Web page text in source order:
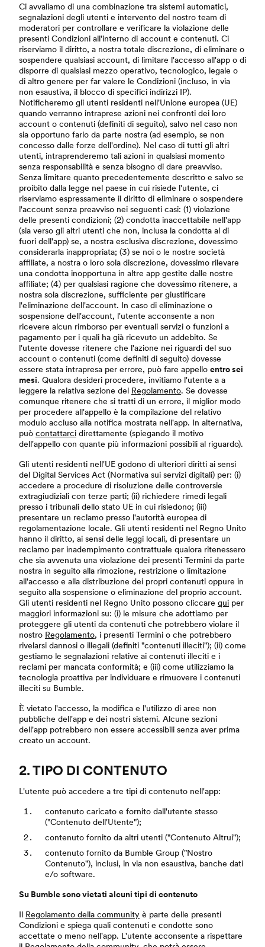
Ci avvaliamo di una combinazione tra sistemi automatici,
segnalazioni degli utenti e intervento del nostro team di
moderatori per controllare e verificare la violazione delle
presenti Condizioni all'interno di account e contenuti. Ci
riserviamo il diritto, a nostra totale discrezione, di eliminare o
sospendere qualsiasi account, di limitare l'accesso all'app o di
disporre di qualsiasi mezzo operativo, tecnologico, legale o
di altro genere per far valere le Condizioni (incluso, in via
non esaustiva, il blocco di specifici indirizzi IP).
Notificheremo gli utenti residenti nell'Unione europea (UE)
quando verranno intraprese azioni nei confronti dei loro
account o contenuti (definiti di seguito), salvo nel caso non
sia opportuno farlo da parte nostra (ad esempio, se non
concesso dalle forze dell'ordine). Nel caso di tutti gli altri
utenti, intraprenderemo tali azioni in qualsiasi momento
senza responsabilità e senza bisogno di dare preavviso.
Senza limitare quanto precedentemente descritto e salvo se
proibito dalla legge nel paese in cui risiede l'utente, ci
riserviamo espressamente il diritto di eliminare o sospendere
l'account senza preavviso nei seguenti casi: (1) violazione
delle presenti condizioni; (2) condotta inaccettabile nell'app
(sia verso gli altri utenti che non, inclusa la condotta al di
fuori dell'app) se, a nostra esclusiva discrezione, dovessimo
considerarla inappropriata; (3) se noi o le nostre società
affiliate, a nostra o loro sola discrezione, dovessimo rilevare
una condotta inopportuna in altre app gestite dalle nostre
affiliate; (4) per qualsiasi ragione che dovessimo ritenere, a
nostra sola discrezione, sufficiente per giustificare
l'eliminazione dell'account. In caso di eliminazione o
sospensione dell'account, l'utente acconsente a non
ricevere alcun rimborso per eventuali servizi o funzioni a
pagamento per i quali ha già ricevuto un addebito. Se
l'utente dovesse ritenere che l'azione nei riguardi del suo
account o contenuti (come definiti di seguito) dovesse
essere stata intrapresa per errore, può fare appello entro sei
mesi. Qualora desideri procedere, invitiamo l'utente a a
leggere la relativa sezione del Regolamento. Se dovesse
comunque ritenere che si tratti di un errore, il miglior modo
per procedere all'appello è la compilazione del relativo
modulo accluso alla notifica mostrata nell'app. In alternativa,
può contattarci direttamente (spiegando il motivo
dell'appello con quante più informazioni possibili al riguardo).
Gli utenti residenti nell'UE godono di ulteriori diritti ai sensi
del Digital Services Act (Normativa sui servizi digitali) per: (i)
accedere a procedure di risoluzione delle controversie
extragiudiziali con terze parti; (ii) richiedere rimedi legali
presso i tribunali dello stato UE in cui risiedono; (iii)
presentare un reclamo presso l'autorità europea di
regolamentazione locale. Gli utenti residenti nel Regno Unito
hanno il diritto, ai sensi delle leggi locali, di presentare un
reclamo per inadempimento contrattuale qualora ritenessero
che sia avvenuta una violazione dei presenti Termini da parte
nostra in seguito alla rimozione, restrizione o limitazione
all'accesso e alla distribuzione dei propri contenuti oppure in
seguito alla sospensione o eliminazione del proprio account.
Gli utenti residenti nel Regno Unito possono cliccare qui per
maggiori informazioni su: (i) le misure che adottiamo per
proteggere gli utenti da contenuti che potrebbero violare il
nostro Regolamento, i presenti Termini o che potrebbero
rivelarsi dannosi o illegali (definiti "contenuti illeciti"); (ii) come
gestiamo le segnalazioni relative ai contenuti illeciti e i
reclami per mancata conformità; e (iii) come utilizziamo la
tecnologia proattiva per individuare e rimuovere i contenuti
illeciti su Bumble.
È vietato l'accesso, la modifica e l'utilizzo di aree non
pubbliche dell'app e dei nostri sistemi. Alcune sezioni
dell'app potrebbero non essere accessibili senza aver prima
creato un account.
2. TIPO DI CONTENUTO
L'utente può accedere a tre tipi di contenuto nell'app:
contenuto caricato e fornito dall'utente stesso
("Contenuto dell'Utente");
contenuto fornito da altri utenti ("Contenuto Altrui");
contenuto fornito da Bumble Group ("Nostro
Contenuto"), inclusi, in via non esaustiva, banche dati
e/o software.
Su Bumble sono vietati alcuni tipi di contenuto
Il Regolamento della community è parte delle presenti
Condizioni e spiega quali contenuti e condotte sono
accettate o meno nell'app. L'utente acconsente a rispettare